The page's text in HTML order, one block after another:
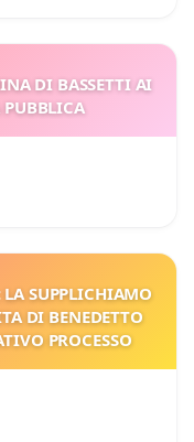
DI BASSETTI AI
PUBBLICA
LA SUPPLICHIAMO
DI BENEDETTO
PROCESSO